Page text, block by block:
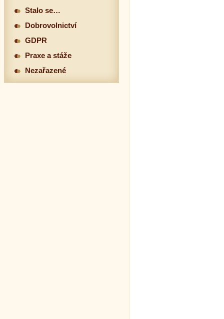
Stalo se…
Dobrovolnictví
GDPR
Praxe a stáže
Nezařazené